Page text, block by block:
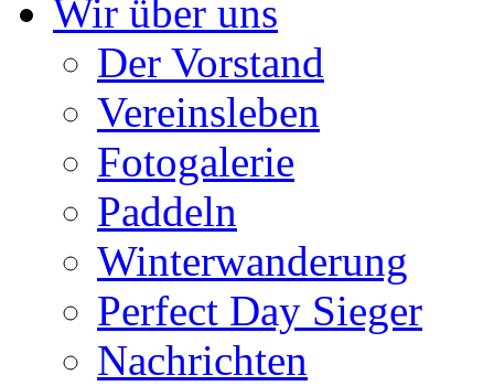
Wir über uns
Der Vorstand
Vereinsleben
Fotogalerie
Paddeln
Winterwanderung
Perfect Day Sieger
Nachrichten